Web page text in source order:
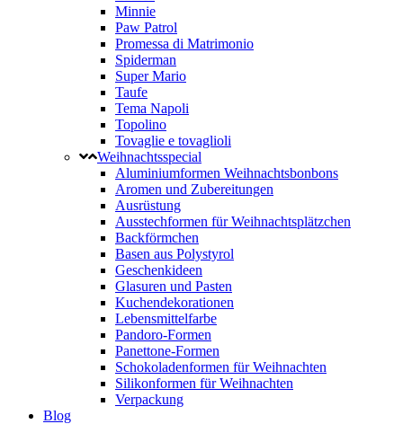
Minnie
Paw Patrol
Promessa di Matrimonio
Spiderman
Super Mario
Taufe
Tema Napoli
Topolino
Tovaglie e tovaglioli
Weihnachtsspecial
Aluminiumformen Weihnachtsbonbons
Aromen und Zubereitungen
Ausrüstung
Ausstechformen für Weihnachtsplätzchen
Backförmchen
Basen aus Polystyrol
Geschenkideen
Glasuren und Pasten
Kuchendekorationen
Lebensmittelfarbe
Pandoro-Formen
Panettone-Formen
Schokoladenformen für Weihnachten
Silikonformen für Weihnachten
Verpackung
Blog